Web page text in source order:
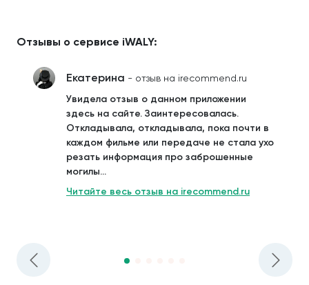
Отзывы о сервисе iWALY:
Екатерина - отзыв на irecommend.ru
Увидела отзыв о данном приложении
здесь на сайте. Заинтересовалась.
Откладывала, откладывала, пока почти в
каждом фильме или передаче не стала ухо
резать информация про заброшенные
могилы...
Читайте весь отзыв на irecommend.ru